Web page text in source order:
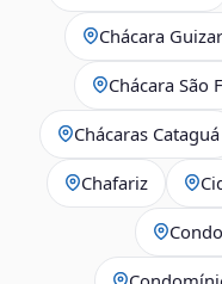
Chácara
Chácara São
Chácaras Cataguá
Chafariz